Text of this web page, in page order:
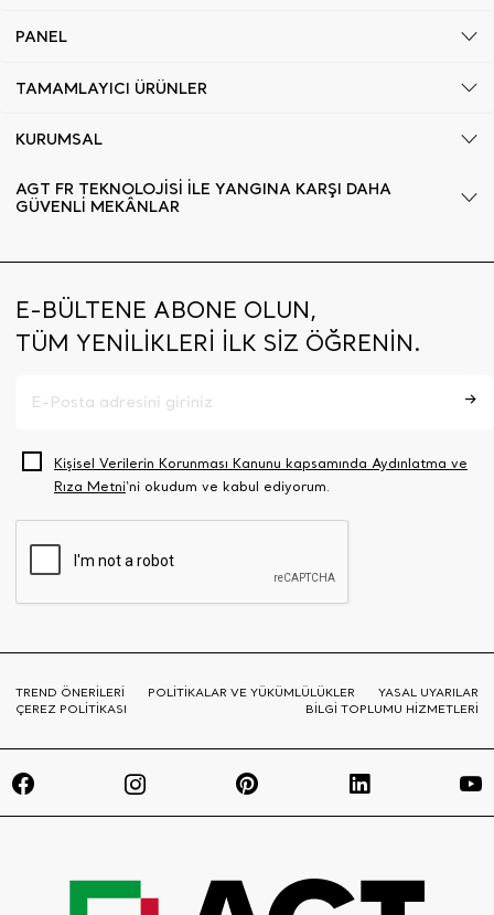
PANEL
TAMAMLAYICI ÜRÜNLER
KURUMSAL
AGT FR TEKNOLOJİSİ İLE YANGINA KARŞI DAHA
GÜVENLİ MEKÂNLAR
E-BÜLTENE ABONE OLUN,
TÜM YENİLİKLERİ İLK SİZ ÖĞRENİN.
Kişisel Verilerin Korunması Kanunu kapsamında Aydınlatma ve
Rıza Metni‘ni okudum ve kabul ediyorum.
TREND ÖNERİLERİ POLİTİKALAR VE YÜKÜMLÜLÜKLER
YASAL UYARILAR
ÇEREZ POLİTİKASI
BİLGİ TOPLUMU HİZMETLERİ